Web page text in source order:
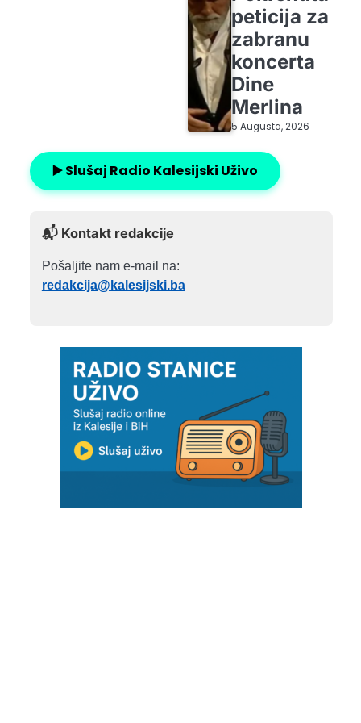
peticija za
zabranu
koncerta
Dine
Merlina
5 Augusta, 2026
▶️ Slušaj Radio Kalesijski Uživo
📬 Kontakt redakcije
Pošaljite nam e-mail na:
redakcija@kalesijski.ba